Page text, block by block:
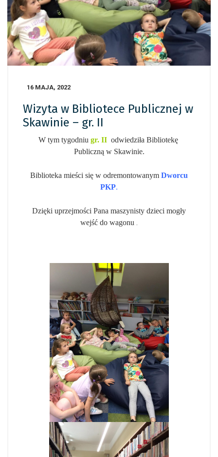
16 MAJA, 2022
Wizyta w Bibliotece Publicznej w
Skawinie – gr. II
W tym tygodniu gr. II odwiedziła Bibliotekę
Publiczną w Skawinie.
Biblioteka mieści się w odremontowanym Dworcu
PKP.
Dzięki uprzejmości Pana maszynisty dzieci mogły
wejść do wagonu .